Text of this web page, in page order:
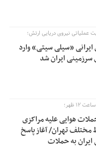
عملیاتی نیروی دریایی ارتش؛
«سیلی سیتی» وارد
ایران شد
۱۲ ظهر؛
هوایی علیه مراکزی
مختلف تهران/ آغاز پاسخ
به حملات